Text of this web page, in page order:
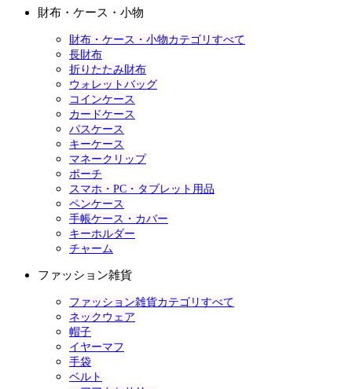
財布・ケース・小物
財布・ケース・小物カテゴリすべて
長財布
折りたたみ財布
ウォレットバッグ
コインケース
カードケース
パスケース
キーケース
マネークリップ
ポーチ
スマホ・PC・タブレット用品
ペンケース
手帳ケース・カバー
キーホルダー
チャーム
ファッション雑貨
ファッション雑貨カテゴリすべて
ネックウェア
帽子
イヤーマフ
手袋
ベルト